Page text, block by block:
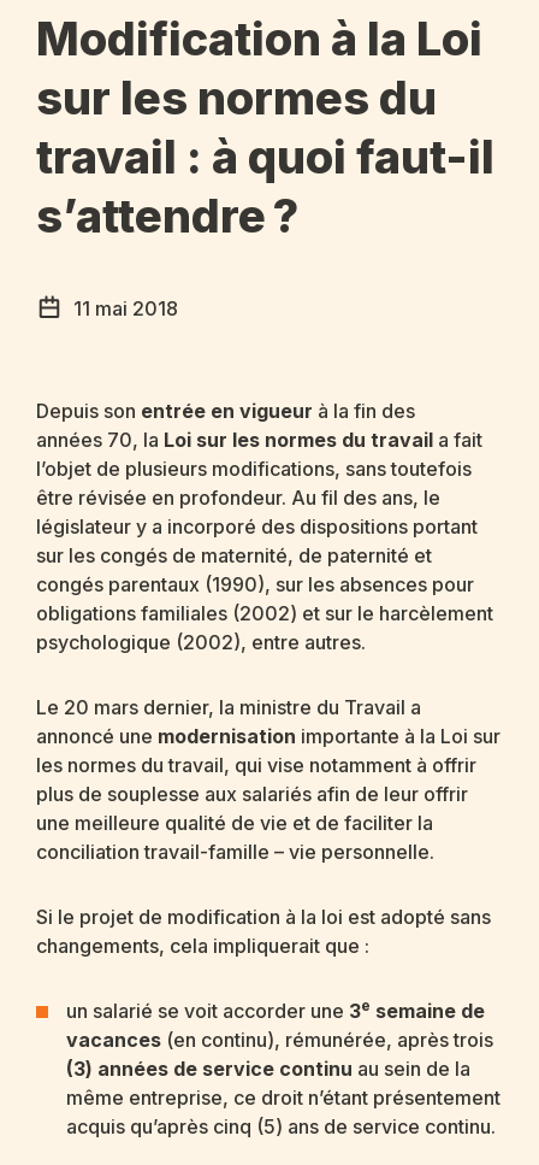
Modification à la Loi
sur les normes du
travail : à quoi faut-il
s’attendre ?
11 mai 2018
Depuis son entrée en vigueur à la fin des
années 70, la Loi sur les normes du travail a fait
l’objet de plusieurs modifications, sans toutefois
être révisée en profondeur. Au fil des ans, le
législateur y a incorporé des dispositions portant
sur les congés de maternité, de paternité et
congés parentaux (1990), sur les absences pour
obligations familiales (2002) et sur le harcèlement
psychologique (2002), entre autres.
Le 20 mars dernier, la ministre du Travail a
annoncé une modernisation importante à la Loi sur
les normes du travail, qui vise notamment à offrir
plus de souplesse aux salariés afin de leur offrir
une meilleure qualité de vie et de faciliter la
conciliation travail-famille – vie personnelle.
Si le projet de modification à la loi est adopté sans
changements, cela impliquerait que :
un salarié se voit accorder une 3e semaine de
vacances (en continu), rémunérée, après trois
(3) années de service continu au sein de la
même entreprise, ce droit n’étant présentement
acquis qu’après cinq (5) ans de service continu.